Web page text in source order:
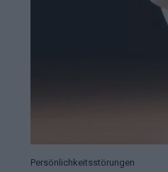
Persönlichkeitsstörungen